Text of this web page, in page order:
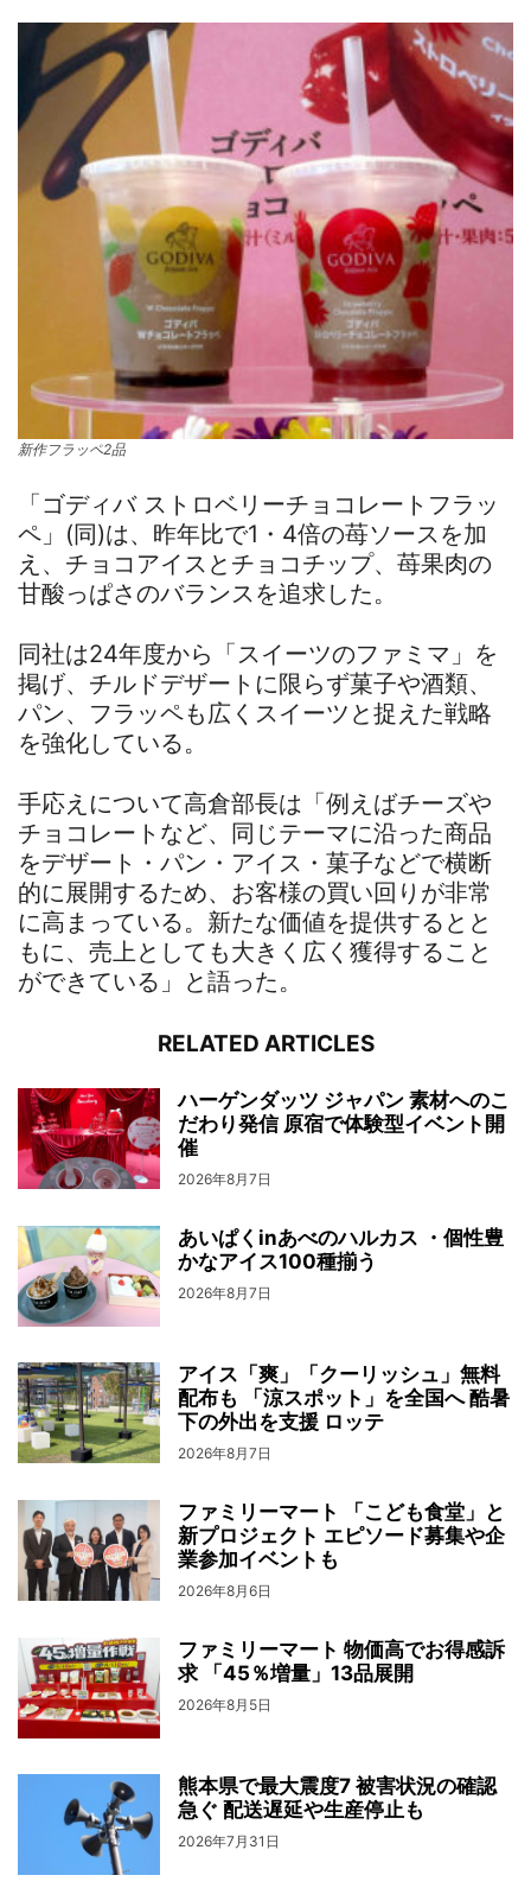
新作フラッペ2品
「ゴディバ ストロベリーチョコレートフラッ
ペ」(同)は、昨年比で1・4倍の苺ソースを加
え、チョコアイスとチョコチップ、苺果肉の
甘酸っぱさのバランスを追求した。
同社は24年度から「スイーツのファミマ」を
掲げ、チルドデザートに限らず菓子や酒類、
パン、フラッペも広くスイーツと捉えた戦略
を強化している。
手応えについて高倉部長は「例えばチーズや
チョコレートなど、同じテーマに沿った商品
をデザート・パン・アイス・菓子などで横断
的に展開するため、お客様の買い回りが非常
に高まっている。新たな価値を提供するとと
もに、売上としても大きく広く獲得すること
ができている」と語った。
RELATED ARTICLES
ハーゲンダッツ ジャパン 素材へのこ
だわり発信 原宿で体験型イベント開
催
2026年8月7日
あいぱくinあべのハルカス ・個性豊
かなアイス100種揃う
2026年8月7日
アイス「爽」「クーリッシュ」無料
配布も 「涼スポット」を全国へ 酷暑
下の外出を支援 ロッテ
2026年8月7日
ファミリーマート 「こども食堂」と
新プロジェクト エピソード募集や企
業参加イベントも
2026年8月6日
ファミリーマート 物価高でお得感訴
求 「45％増量」13品展開
2026年8月5日
熊本県で最大震度7 被害状況の確認
急ぐ 配送遅延や生産停止も
2026年7月31日